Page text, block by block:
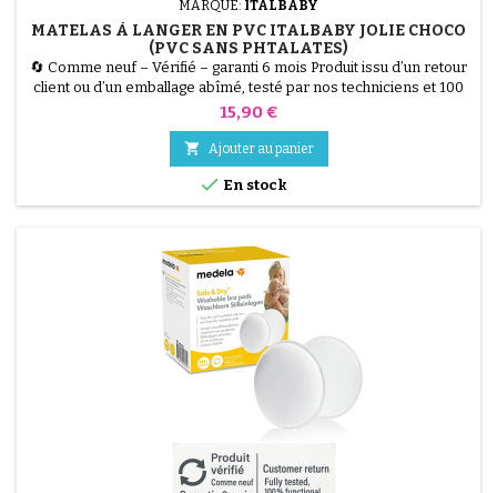
MARQUE: ITALBABY
MATELAS À LANGER EN PVC ITALBABY JOLIE CHOCO
(PVC SANS PHTALATES)
🔄 Comme neuf – Vérifié – garanti 6 mois Produit issu d’un retour
client ou d’un emballage abîmé, testé par nos techniciens et 100
% fonctionnel. Assurez confort et sécurité à votre bébé pendant
souple sans phtalates, il est hygiénique et facilement lavable. Ses
deux bords rehaussés offrent...
Prix
15,90 €
 Ajouter au panier
 En stock